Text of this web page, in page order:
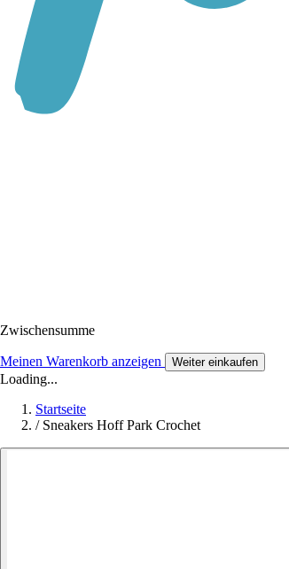
Zwischensumme
Meinen Warenkorb anzeigen Weiter einkaufen
Loading...
Startseite
/ Sneakers Hoff Park Crochet